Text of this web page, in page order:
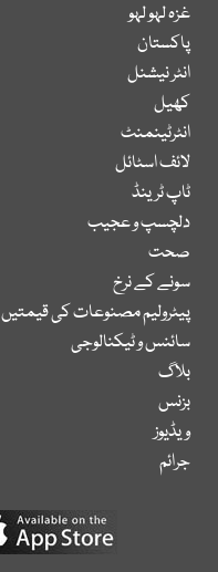
غزہ لہو لہو
پاکستان
انٹر نیشنل
کھیل
انٹرٹینمنٹ
لائف اسٹائل
ٹاپ ٹرینڈ
دلچسپ و عجیب
صحت
سونے کے نرخ
پیٹرولیم مصنوعات کی قیمتیں
سائنس و ٹیکنالوجی
بلاگ
بزنس
ویڈیوز
جرائم